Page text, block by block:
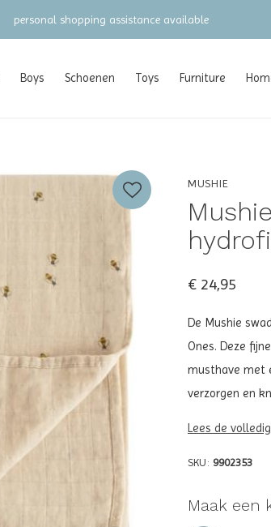
Boys Schoenen Toys Furniture
personal shopping assistance available
MUSHIE
€ 24,95
De Mushie
Ones. Deze
musthave met
verzorgen en
Lees de
SKU: 9902353
Maak een